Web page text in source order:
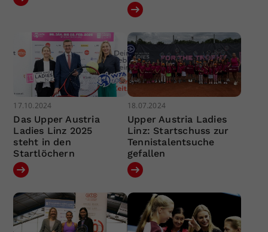
17.10.2024
Das Upper Austria
Ladies Linz 2025
steht in den
Startlöchern
18.07.2024
Upper Austria Ladies
Linz: Startschuss zur
Tennistalentsuche
gefallen